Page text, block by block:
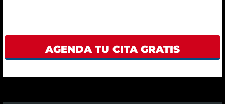
AGENDA TU CITA GRATIS